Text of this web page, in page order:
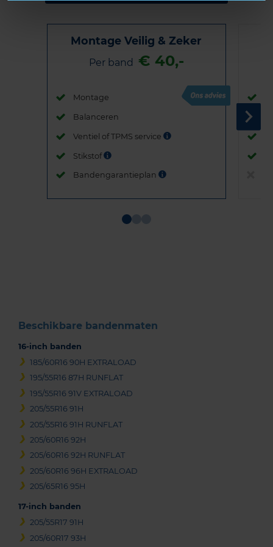
Montage Veilig & Zeker
Per band € 40,-
Montage
Balanceren
Ventiel of TPMS service
Stikstof
Bandengarantieplan
Beschikbare bandenmaten
16-inch banden
185/60R16 90H EXTRALOAD
195/55R16 87H RUNFLAT
195/55R16 91V EXTRALOAD
205/55R16 91H
205/55R16 91H RUNFLAT
205/60R16 92H
205/60R16 92H RUNFLAT
205/60R16 96H EXTRALOAD
205/65R16 95H
17-inch banden
205/55R17 91H
205/60R17 93H